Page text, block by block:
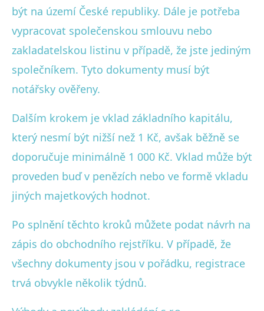
být na území České republiky. Dále je potřeba
vypracovat společenskou smlouvu nebo
zakladatelskou listinu v případě, že jste jediným
společníkem. Tyto dokumenty musí být
notářsky ověřeny.
Dalším krokem je vklad základního kapitálu,
který nesmí být nižší než 1 Kč, avšak běžně se
doporučuje minimálně 1 000 Kč. Vklad může být
proveden buď v penězích nebo ve formě vkladu
jiných majetkových hodnot.
Po splnění těchto kroků můžete podat návrh na
zápis do obchodního rejstříku. V případě, že
všechny dokumenty jsou v pořádku, registrace
trvá obvykle několik týdnů.